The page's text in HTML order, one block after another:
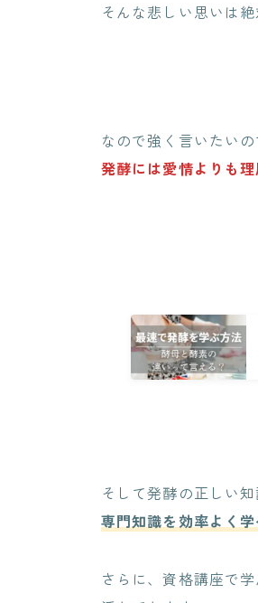
そんな悲しい思いは
なので強く言いたいの
発酵には愛情よりも
そして発酵の正しい
専門知識を効率よく
さらに、資格講座で